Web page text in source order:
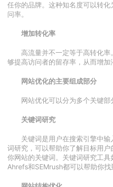
任你的品牌。这种知名度可以转
问率。
增加转化率
高流量并不一定等于高转化
够提高访问者的留存率，从而增加
网站优化的主要组成部分
网站优化可以分为多个关键
关键词研究
关键词是用户在搜索引擎中
词研究，可以帮助你了解目标用
你网站的关键词。关键词研究工具
Ahrefs和SEMrush都可以帮助你找